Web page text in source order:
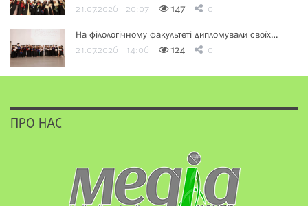
21.07.2026 | 20:07 147 0
На філологічному факультеті дипломували своїх…
21.07.2026 | 14:06 124 0
ПРО НАС